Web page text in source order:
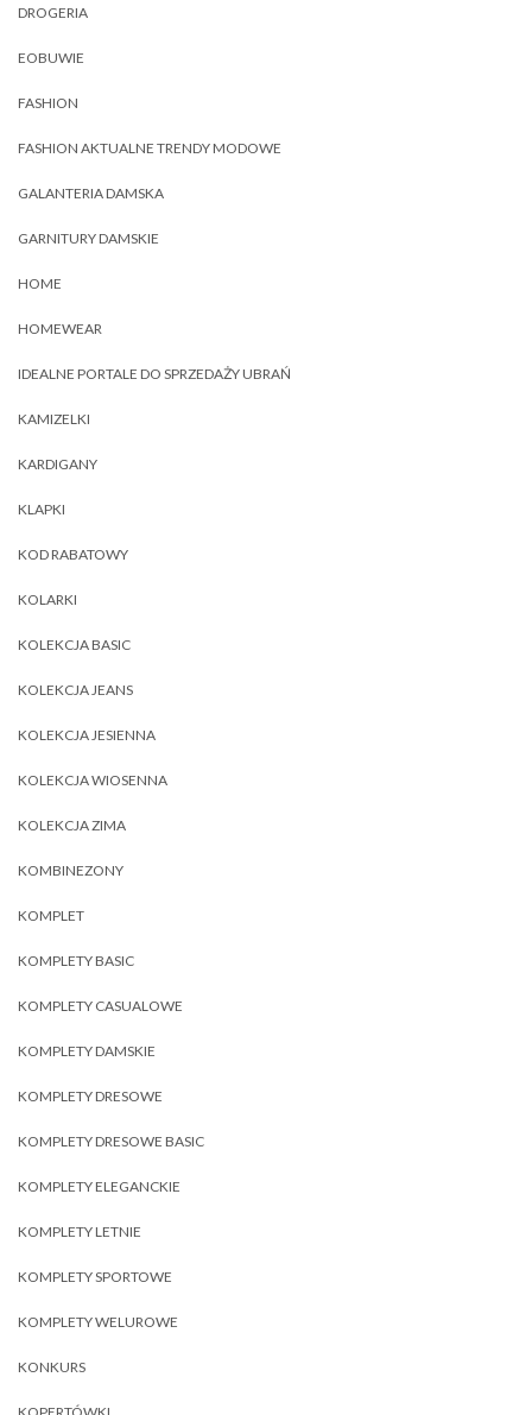
DROGERIA
EOBUWIE
FASHION
FASHION AKTUALNE TRENDY MODOWE
GALANTERIA DAMSKA
GARNITURY DAMSKIE
HOME
HOMEWEAR
IDEALNE PORTALE DO SPRZEDAŻY UBRAŃ
KAMIZELKI
KARDIGANY
KLAPKI
KOD RABATOWY
KOLARKI
KOLEKCJA BASIC
KOLEKCJA JEANS
KOLEKCJA JESIENNA
KOLEKCJA WIOSENNA
KOLEKCJA ZIMA
KOMBINEZONY
KOMPLET
KOMPLETY BASIC
KOMPLETY CASUALOWE
KOMPLETY DAMSKIE
KOMPLETY DRESOWE
KOMPLETY DRESOWE BASIC
KOMPLETY ELEGANCKIE
KOMPLETY LETNIE
KOMPLETY SPORTOWE
KOMPLETY WELUROWE
KONKURS